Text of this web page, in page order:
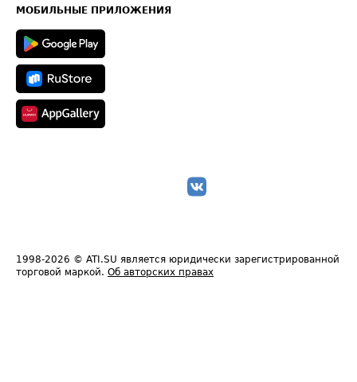
Техническая информация
МОБИЛЬНЫЕ ПРИЛОЖЕНИЯ
1998-2026 © ATI.SU является юридически зарегистрированной
торговой маркой. Об авторских правах